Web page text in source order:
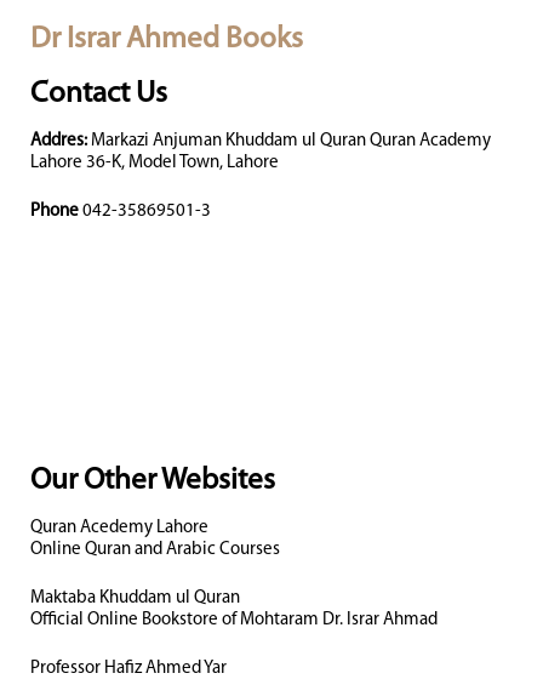
Dr Israr Ahmed Books
Contact Us
Addres: Markazi Anjuman Khuddam ul Quran Quran Academy
Lahore 36-K, Model Town, Lahore
Phone 042-35869501-3
Our Other Websites
Quran Acedemy Lahore
Online Quran and Arabic Courses
Maktaba Khuddam ul Quran
Official Online Bookstore of Mohtaram Dr. Israr Ahmad
Professor Hafiz Ahmed Yar